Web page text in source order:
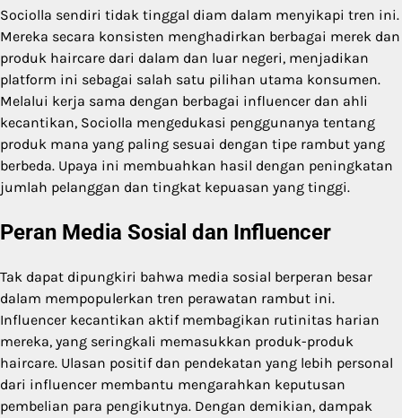
Sociolla sendiri tidak tinggal diam dalam menyikapi tren ini.
Mereka secara konsisten menghadirkan berbagai merek dan
produk haircare dari dalam dan luar negeri, menjadikan
platform ini sebagai salah satu pilihan utama konsumen.
Melalui kerja sama dengan berbagai influencer dan ahli
kecantikan, Sociolla mengedukasi penggunanya tentang
produk mana yang paling sesuai dengan tipe rambut yang
berbeda. Upaya ini membuahkan hasil dengan peningkatan
jumlah pelanggan dan tingkat kepuasan yang tinggi.
Peran Media Sosial dan Influencer
Tak dapat dipungkiri bahwa media sosial berperan besar
dalam mempopulerkan tren perawatan rambut ini.
Influencer kecantikan aktif membagikan rutinitas harian
mereka, yang seringkali memasukkan produk-produk
haircare. Ulasan positif dan pendekatan yang lebih personal
dari influencer membantu mengarahkan keputusan
pembelian para pengikutnya. Dengan demikian, dampak